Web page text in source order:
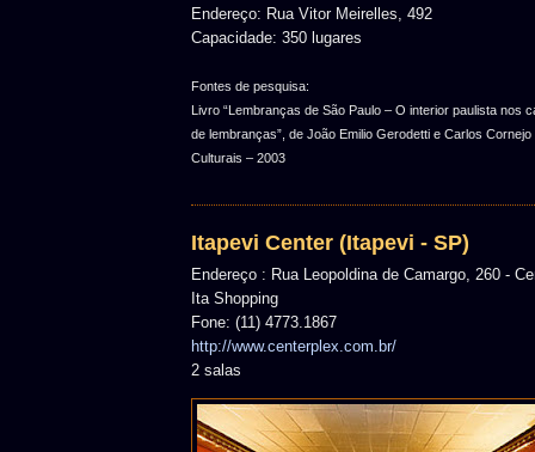
Endereço: Rua Vitor Meirelles, 492
Capacidade: 350 lugares
Fontes de pesquisa:
Livro “Lembranças de São Paulo – O interior paulista nos
de lembranças”, de João Emilio Gerodetti e Carlos
Culturais – 2003
Itapevi Center (Itapevi - SP)
Endereço : Rua Leopoldina de Camargo, 260 -
Ita Shopping
Fone: (11) 4773.1867
http://www.centerplex.com.br/
2 salas